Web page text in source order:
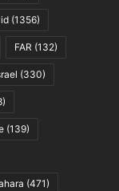
(1356)
FAR (132)
(330)
(139)
(471)